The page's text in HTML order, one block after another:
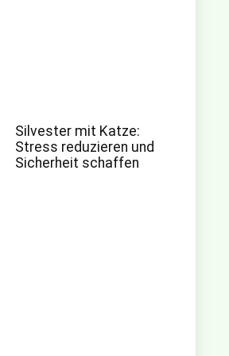
Silvester mit Katze:
Stress reduzieren und
Sicherheit schaffen